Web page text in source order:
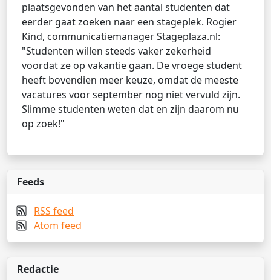
plaatsgevonden van het aantal studenten dat
eerder gaat zoeken naar een stageplek. Rogier
Kind, communicatiemanager Stageplaza.nl:
"Studenten willen steeds vaker zekerheid
voordat ze op vakantie gaan. De vroege student
heeft bovendien meer keuze, omdat de meeste
vacatures voor september nog niet vervuld zijn.
Slimme studenten weten dat en zijn daarom nu
op zoek!"
Feeds
RSS feed
Atom feed
Redactie